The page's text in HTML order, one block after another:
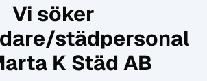
Vi söker
städpersonal
K Städ AB